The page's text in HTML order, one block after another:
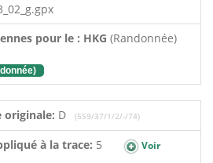
pour le : HKG (Randonnée)
originale: D (559/37/1/2/-/74)
à la trace: 5
Voir